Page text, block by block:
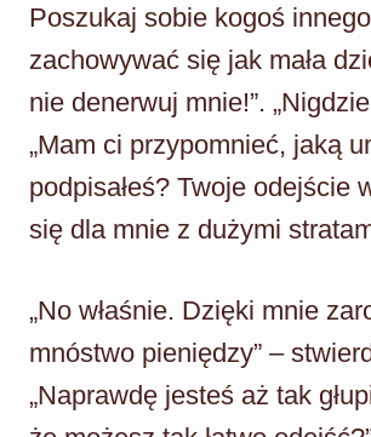
Poszukaj sobie kogoś
zachowywać się jak mała
nie denerwuj mnie!”.
„Mam ci przypomnieć, jaką
podpisałeś? Twoje odejście
się dla mnie z dużymi
„No właśnie. Dzięki mnie
mnóstwo pieniędzy” –
„Naprawdę jesteś aż tak